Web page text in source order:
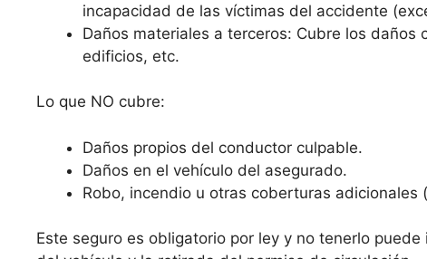
incapacidad de las víctimas del accidente
Daños materiales a terceros: Cubre los
edificios, etc.
Lo que NO cubre:
Daños propios del conductor culpable.
Daños en el vehículo del asegurado.
Robo, incendio u otras coberturas
Este seguro es obligatorio por ley y no tenerlo